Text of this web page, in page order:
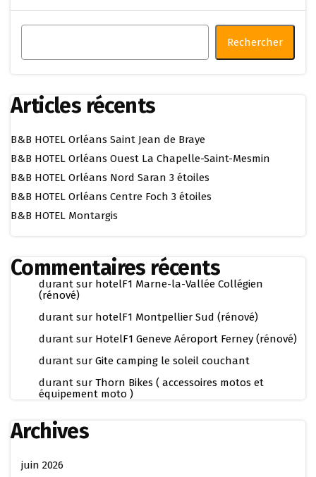
Rechercher
Articles récents
B&B HOTEL Orléans Saint Jean de Braye
B&B HOTEL Orléans Ouest La Chapelle-Saint-Mesmin
B&B HOTEL Orléans Nord Saran 3 étoiles
B&B HOTEL Orléans Centre Foch 3 étoiles
B&B HOTEL Montargis
Commentaires récents
durant sur hotelF1 Marne-la-Vallée Collégien
(rénové)
durant sur hotelF1 Montpellier Sud (rénové)
durant sur HotelF1 Geneve Aéroport Ferney (rénové)
durant sur Gite camping le soleil couchant
durant sur Thorn Bikes ( accessoires motos et
équipement moto )
Archives
juin 2026